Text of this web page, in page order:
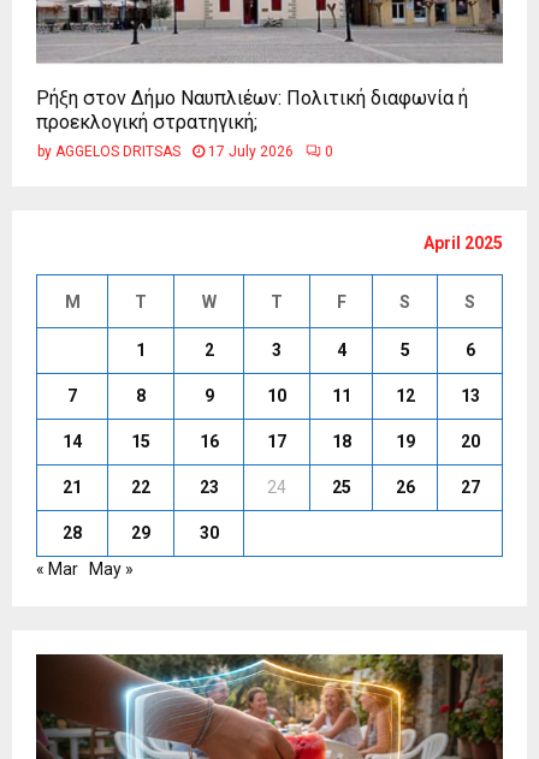
Ρήξη στον Δήμο Ναυπλιέων: Πολιτική διαφωνία ή
προεκλογική στρατηγική;
by AGGELOS DRITSAS 17 July 2026 0
April 2025
M T W T F S S
1 2 3 4 5 6
7 8 9 10 11 12 13
14 15 16 17 18 19 20
21 22 23 24 25 26 27
28 29
30
« Mar
May »